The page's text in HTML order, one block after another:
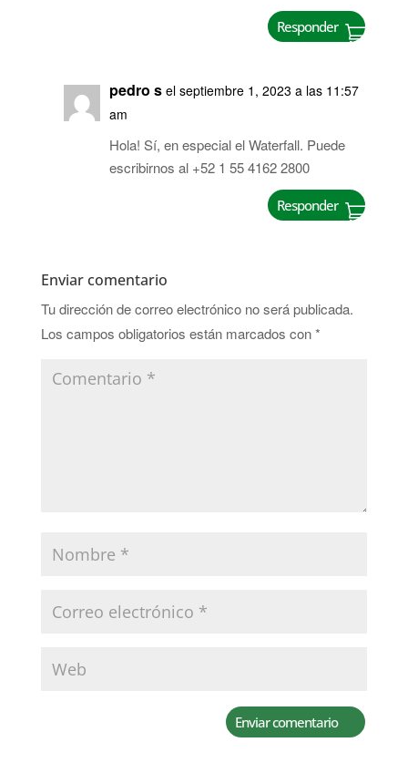
Responder
pedro s el septiembre 1, 2023 a las 11:57
am
Hola! Sí, en especial el Waterfall. Puede
escribirnos al +52 1 55 4162 2800
Responder
Enviar comentario
Tu dirección de correo electrónico no será publicada.
Los campos obligatorios están marcados con*